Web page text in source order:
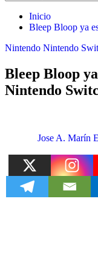
Inicio
Bleep Bloop ya
Nintendo Nintendo
Bleep Bloop
Nintendo
Jose A. Marín